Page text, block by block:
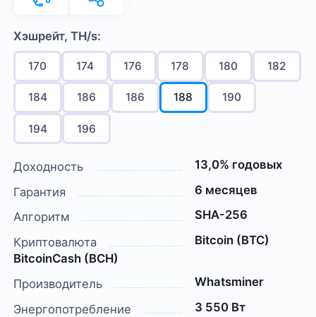
Хэшрейт, TH/s:
170 174 176 178 180 182
184 186 186 188 190
194 196
Доходность
13,0% годовых
Гарантия
6 месяцев
Алгоритм
SHA-256
Криптовалюта
Bitcoin (BTC)
BitcoinCash (BCH)
Производитель
Whatsminer
Энергопотребление
3 550 Вт